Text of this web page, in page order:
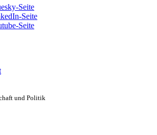
Seite
Seite
Seite
und Politik